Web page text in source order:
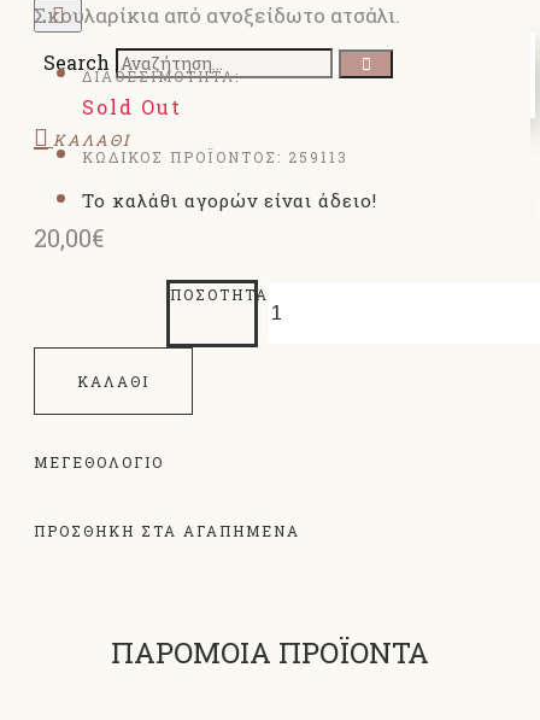
Search
ΚΑΛΑΘΙ
Το καλάθι αγορών είναι άδειο!
Σκουλαρίκια από ανοξείδωτο ατσάλι.
ΔΙΑΘΕΣΙΜΟΤΗΤΑ:
Sold Out
ΚΩΔΙΚΟΣ ΠΡΟΪΟΝΤΟΣ: 259113
20,00€
ΠΟΣΌΤΗΤΑ
ΚΑΛΆΘΙ
ΜΕΓΕΘΟΛΌΓΙΟ
ΠΡΟΣΘΗΚΗ ΣΤΑ ΑΓΑΠΗΜΕΝΑ
ΠΑΡΟΜΟΙΑ ΠΡΟΪΟΝΤΑ